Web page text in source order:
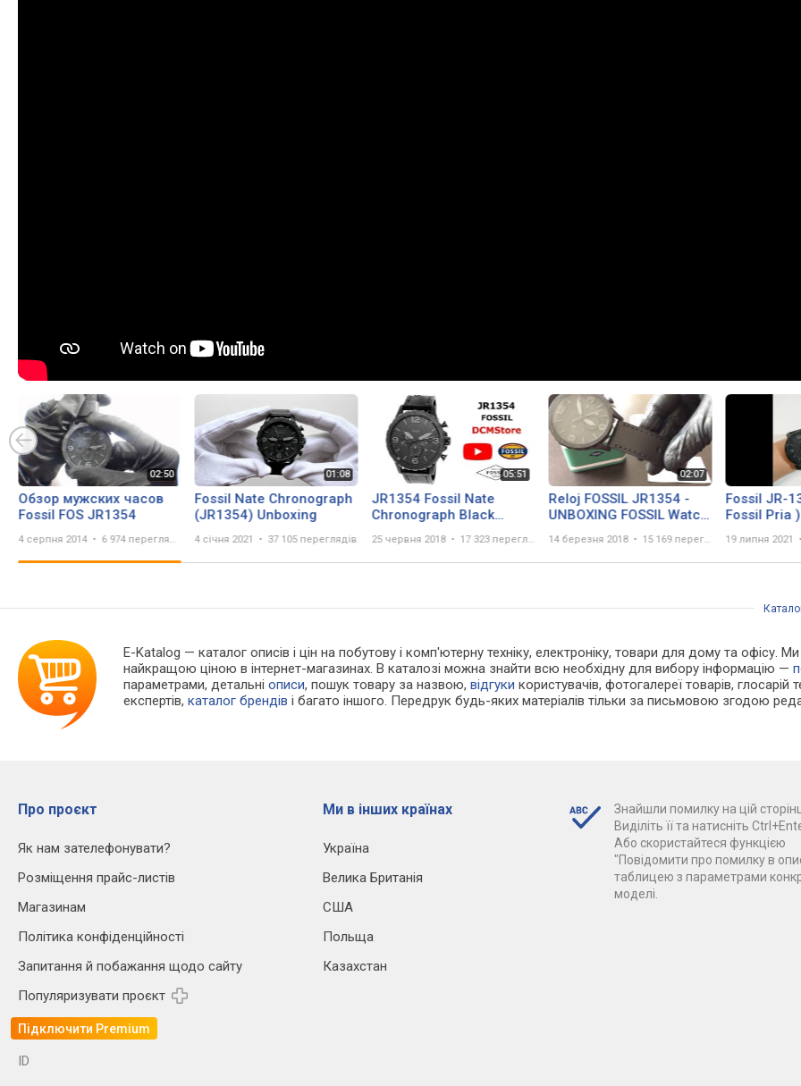
Обзор мужских часов
Fossil FOS JR1354
4 серпня 2014 6 974 перегляда
Fossil Nate Chronograph
(JR1354) Unboxing
4 січня 2021 37 105 переглядів
JR1354 Fossil Nate
Chronograph Black
25 червня 2018 17 323 перегляда
Reloj FOSSIL JR1354 -
UNBOXING FOSSIL Watch
14 березня 2018 15 169 переглядів
Fossil JR-
Fossil Pria )
19 липня 2021
E-Katalog — каталог описів і цін на побутову і комп'ютерну техніку, електроніку, товари для дому та офісу.
найкращою ціною в інтернет-магазинах. В каталозі можна знайти всю необхідну для вибору інформацію —
параметрами, детальніописи, пошук товару за назвою,відгуки користувачів, фотогалереї товарів, глосарій
експертів,каталог брендів і багато іншого. Передрук будь-яких матеріалів тільки за письмовою згодою
Про проєкт
Як нам зателефонувати?
Розміщення прайс-листів
Магазинам
Політика конфіденційності
Запитання й побажання щодо сайту
Популяризувати проєкт
Підключити Premium
Ми в інших країнах
Україна
Велика Британія
США
Польща
Казахстан
Знайшли помилку на цій
Виділіть її та натисніть
Або скористайтеся функцією
"Повідомити про помилку в
таблицею з параметрами
моделі.
ID